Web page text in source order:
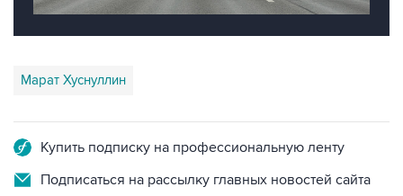
Марат Хуснуллин
Купить подписку на профессиональную ленту
Подписаться на рассылку главных новостей сайта